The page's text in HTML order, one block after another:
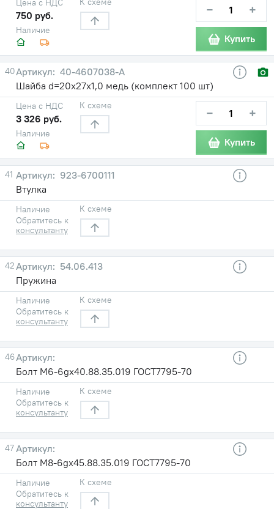
Наличие
Цена с НДС
750 руб. − +
Купить
40
40-4607038-А
Шайба d=20х27х1,0 медь (комплект 100 шт)
Наличие
Цена с НДС
3 326 руб.
К схеме − +
Купить
41
923-6700111
Втулка
Наличие
Обратитесь к
консультанту
К схеме
42
54.06.413
Пружина
Наличие
Обратитесь к
консультанту
К схеме
46
Болт М6-6gх40.88.35.019 ГОСТ7795-70
Наличие
Обратитесь к
консультанту
К схеме
47
Болт М8-6gх45.88.35.019 ГОСТ7795-70
Наличие
Обратитесь к
консультанту
К схеме